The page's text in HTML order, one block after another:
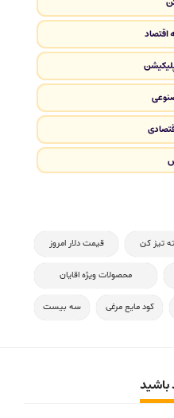
اقتصاد
تیز کن قیمت دلار امروز
محصولات ویژه اقایان
کود مایع مرغی سه بیست